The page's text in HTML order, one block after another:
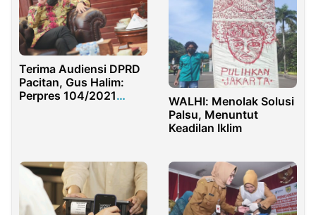
Terima Audiensi DPRD
Pacitan, Gus Halim:
Perpres 104/2021
WALHI: Menolak Solusi
Palsu, Menuntut
Keadilan Iklim